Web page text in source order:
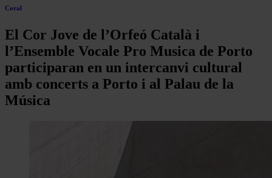
Coral
El Cor Jove de l’Orfeó Català i
l’Ensemble Vocale Pro Musica de Porto
participaran en un intercanvi cultural
amb concerts a Porto i al Palau de la
Música